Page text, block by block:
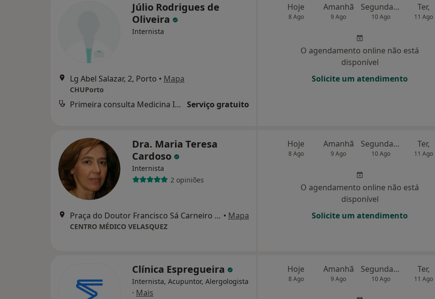
Júlio Rodrigues de
Oliveira
Internista
Lg Abel Salazar, 2, Porto • Mapa
CHUPorto
Primeira consulta Medicina Interna Serviço gratuito
Hoje
8 Ago
Amanhã
9 Ago
Segunda-feira
10 Ago
Ter,
11 Ago
O agendamento online não está
disponível
Solicite um atendimento
Dra. Maria Teresa
Cardoso
Internista
2 opiniões
Praça do Doutor Francisco Sá Carneiro 384, Porto • Mapa
CENTRO MÉDICO VELASQUEZ
Hoje
8 Ago
Amanhã
9 Ago
Segunda-feira
10 Ago
Ter,
11 Ago
O agendamento online não está
disponível
Solicite um atendimento
Clínica Espregueira
Internista, Acupuntor, Alergologista
· Mais
Hoje
8 Ago
Amanhã
9 Ago
Segunda-feira
10 Ago
Ter,
11 Ago